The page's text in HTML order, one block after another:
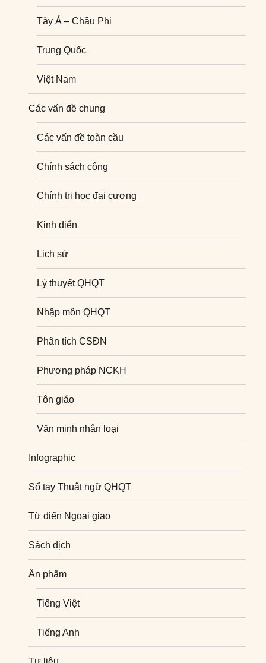
Nghiên cứu quốc tế
Tây Á – Châu Phi
Trung Quốc
Việt Nam
Các vấn đề chung
Các vấn đề toàn cầu
Chính sách công
Chính trị học đại cương
Kinh điển
Lịch sử
Lý thuyết QHQT
Nhập môn QHQT
Phân tích CSĐN
Phương pháp NCKH
Tôn giáo
Văn minh nhân loại
Infographic
Sổ tay Thuật ngữ QHQT
Từ điển Ngoại giao
Sách dịch
Ấn phẩm
Tiếng Việt
Tiếng Anh